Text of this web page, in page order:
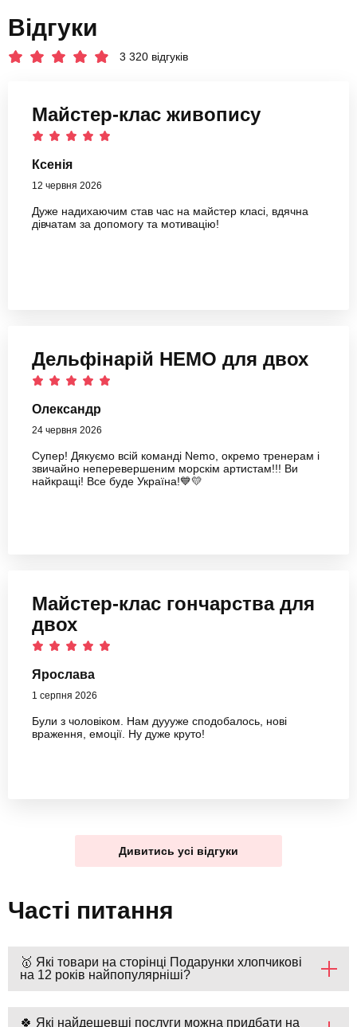
Відгуки
3 320 відгуків
Майстер-клас живопису
Ксенія
12 червня 2026
Дуже надихаючим став час на майстер класі, вдячна
дівчатам за допомогу та мотивацію!
Дельфінарій НЕМО для двох
Олександр
24 червня 2026
Супер! Дякуємо всій команді Nemo, окремо тренерам і
звичайно неперевершеним морскім артистам!!! Ви
найкращі! Все буде Україна!💙💛
Майстер-клас гончарства для
двох
Ярослава
1 серпня 2026
Були з чоловіком. Нам дуууже сподобалось, нові
враження, емоції. Ну дуже круто!
Дивитись усі відгуки
Часті питання
🥇 Які товари на сторінці Подарунки хлопчикові
на 12 років найпопулярніші?
🍀 Які найдешевші послуги можна придбати на